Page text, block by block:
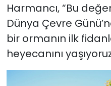
Harmancı, “Bu
Dünya Çevre
bir ormanın ilk
heyecanını